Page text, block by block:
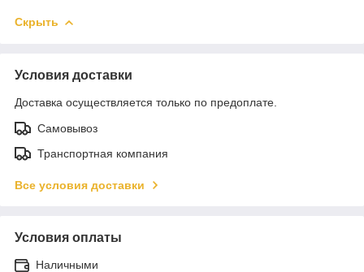
Скрыть
Условия доставки
Доставка осуществляется только по предоплате.
Самовывоз
Транспортная компания
Все условия доставки
Условия оплаты
Наличными